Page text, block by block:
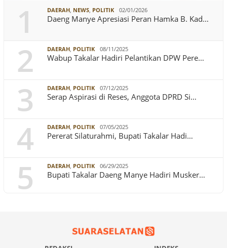
1 DAERAH, NEWS, POLITIK 02/01/2026
Daeng Manye Apresiasi Peran Hamka B. Kad…
2 DAERAH, POLITIK 08/11/2025
Wabup Takalar Hadiri Pelantikan DPW Pere…
3 DAERAH, POLITIK 07/12/2025
Serap Aspirasi di Reses, Anggota DPRD Si…
4 DAERAH, POLITIK 07/05/2025
Pererat Silaturahmi, Bupati Takalar Hadi…
5 DAERAH, POLITIK 06/29/2025
Bupati Takalar Daeng Manye Hadiri Musker…